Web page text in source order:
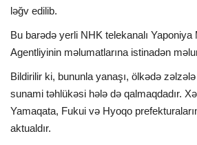
ENERGETİKA
SİYASƏT
İDMAN
FORMULA 1
ləğv edilib.
Bu barədə yerli NHK telekanalı Yaponiya
Agentliyinin məlumatlarına istinadən
Bildirilir ki, bununla yanaşı, ölkədə
sunami təhlükəsi hələ də qalmaqdadır.
Yamaqata, Fukui və Hyoqo
aktualdır.